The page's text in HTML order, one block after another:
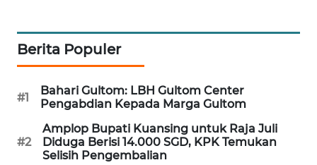
Berita Populer
#1
Bahari Gultom: LBH Gultom Center
Pengabdian Kepada Marga Gultom
#2
Amplop Bupati Kuansing untuk Raja Juli
Diduga Berisi 14.000 SGD, KPK Temukan
Selisih Pengembalian
LPKKI
LKKI
KOPEKLIN
PORTAL